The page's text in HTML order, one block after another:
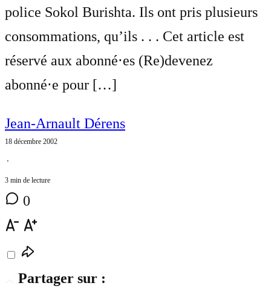
police Sokol Burishta. Ils ont pris plusieurs
consommations, qu’ils . . . Cet article est
réservé aux abonné⋅es (Re)devenez
abonné⋅e pour […]
Jean-Arnault Dérens
18 décembre 2002
⋅
3 min de lecture
0
Partager sur :